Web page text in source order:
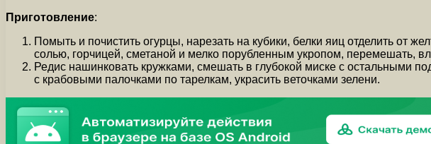
Приготовление:
Помыть и почистить огурцы, нарезать на кубики, белки яиц отделить от
солью, горчицей, сметаной и мелко порубленным укропом, перемешать,
Редис нашинковать кружками, смешать в глубокой миске с остальными
с крабовыми палочками по тарелкам, украсить веточками зелени.